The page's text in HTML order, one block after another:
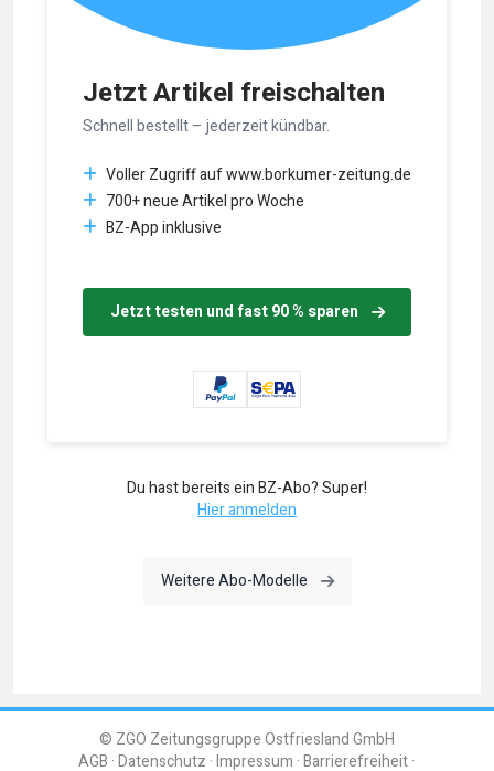
Jetzt Artikel freischalten
Schnell bestellt – jederzeit kündbar.
Voller Zugriff auf www.borkumer-zeitung.de
700+ neue Artikel pro Woche
BZ-App inklusive
Jetzt testen und fast 90 % sparen
Du hast bereits ein BZ-Abo? Super!
Hier anmelden
Weitere Abo-Modelle
© ZGO Zeitungsgruppe Ostfriesland GmbH
AGB Datenschutz Impressum Barrierefreiheit